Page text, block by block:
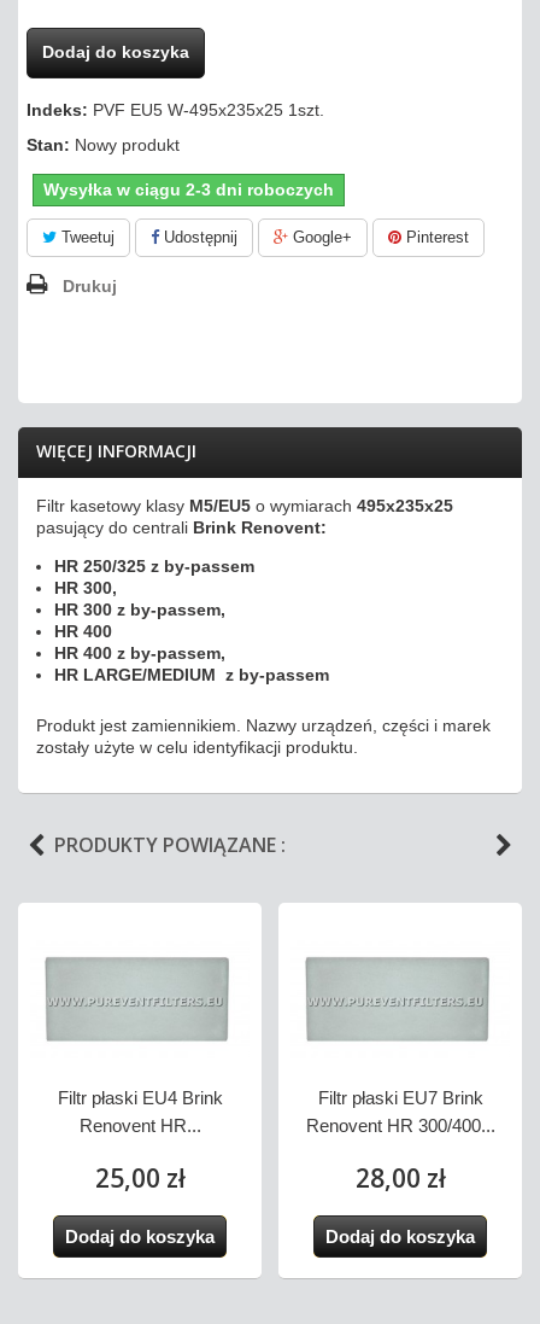
Dodaj do koszyka
Indeks: PVF EU5 W-495x235x25 1szt.
Stan: Nowy produkt
Wysyłka w ciągu 2-3 dni roboczych
Tweetuj Udostępnij Google+ Pinterest
Drukuj
WIĘCEJ INFORMACJI
Filtr kasetowy klasy M5/EU5 o wymiarach 495x235x25
pasujący do centrali Brink Renovent:
HR 250/325 z by-passem
HR 300,
HR 300 z by-passem,
HR 400
HR 400 z by-passem,
HR LARGE/MEDIUM z by-passem
Produkt jest zamiennikiem. Nazwy urządzeń, części i marek
zostały użyte w celu identyfikacji produktu.
PRODUKTY POWIĄZANE :
Filtr płaski EU4 Brink
Renovent HR...
25,00 zł
Dodaj do koszyka
Filtr płaski EU7 Brink
Renovent HR 300/400...
28,00 zł
Dodaj do koszyka